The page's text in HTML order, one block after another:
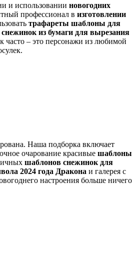
и использовании новогодних
профессионал в изготовлении
трафареты шаблоны для
из бумаги для вырезания
часто – это персонажи из любимой
Наша подборка включает
очарование красивые шаблоны
шаблонов снежинок для
2024 года Дракона и галерея с
настроения больше ничего